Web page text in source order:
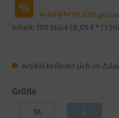
% 11,80 €*(59.32%
Inhalt: 100 Stück (0,05 €* / 1
Artikel befindet sich im
Größe
M